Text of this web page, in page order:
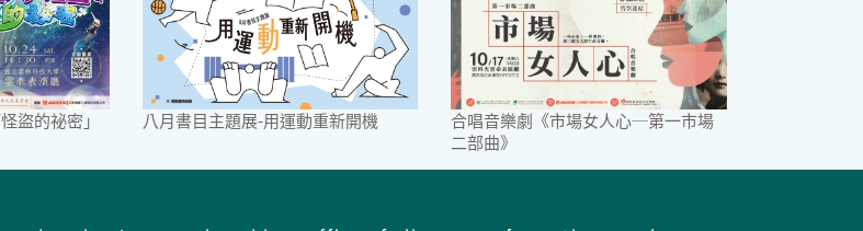
盜的祕密」 八月書目主題展-用運動重新開機
合唱音樂劇《市場女人心─第一市場
二部曲》